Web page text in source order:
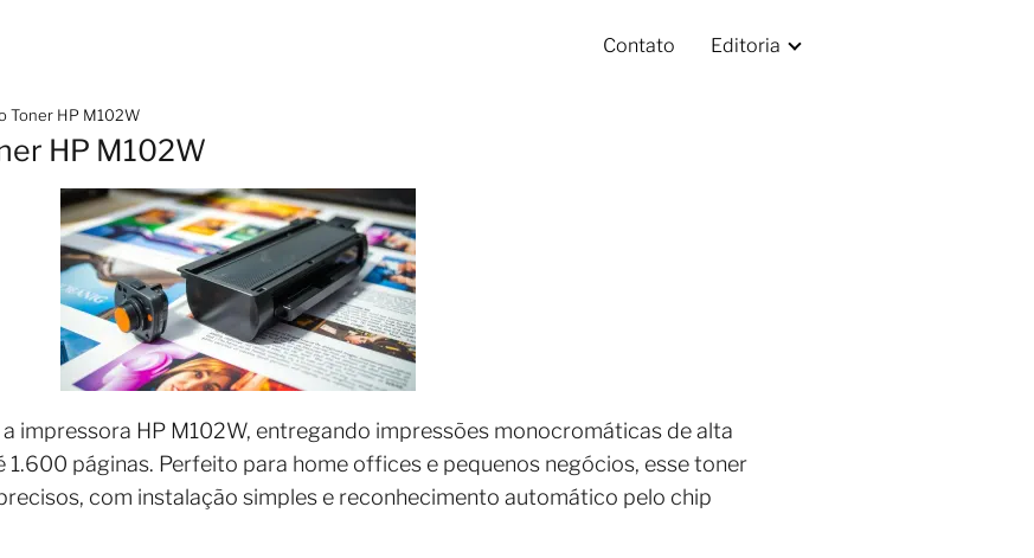
Contato Editoria
Toner HP M102W
HP M102W
a impressora HP M102W, entregando impressões monocromáticas de alta
páginas. Perfeito para home offices e pequenos negócios, esse toner
com instalação simples e reconhecimento automático pelo chip